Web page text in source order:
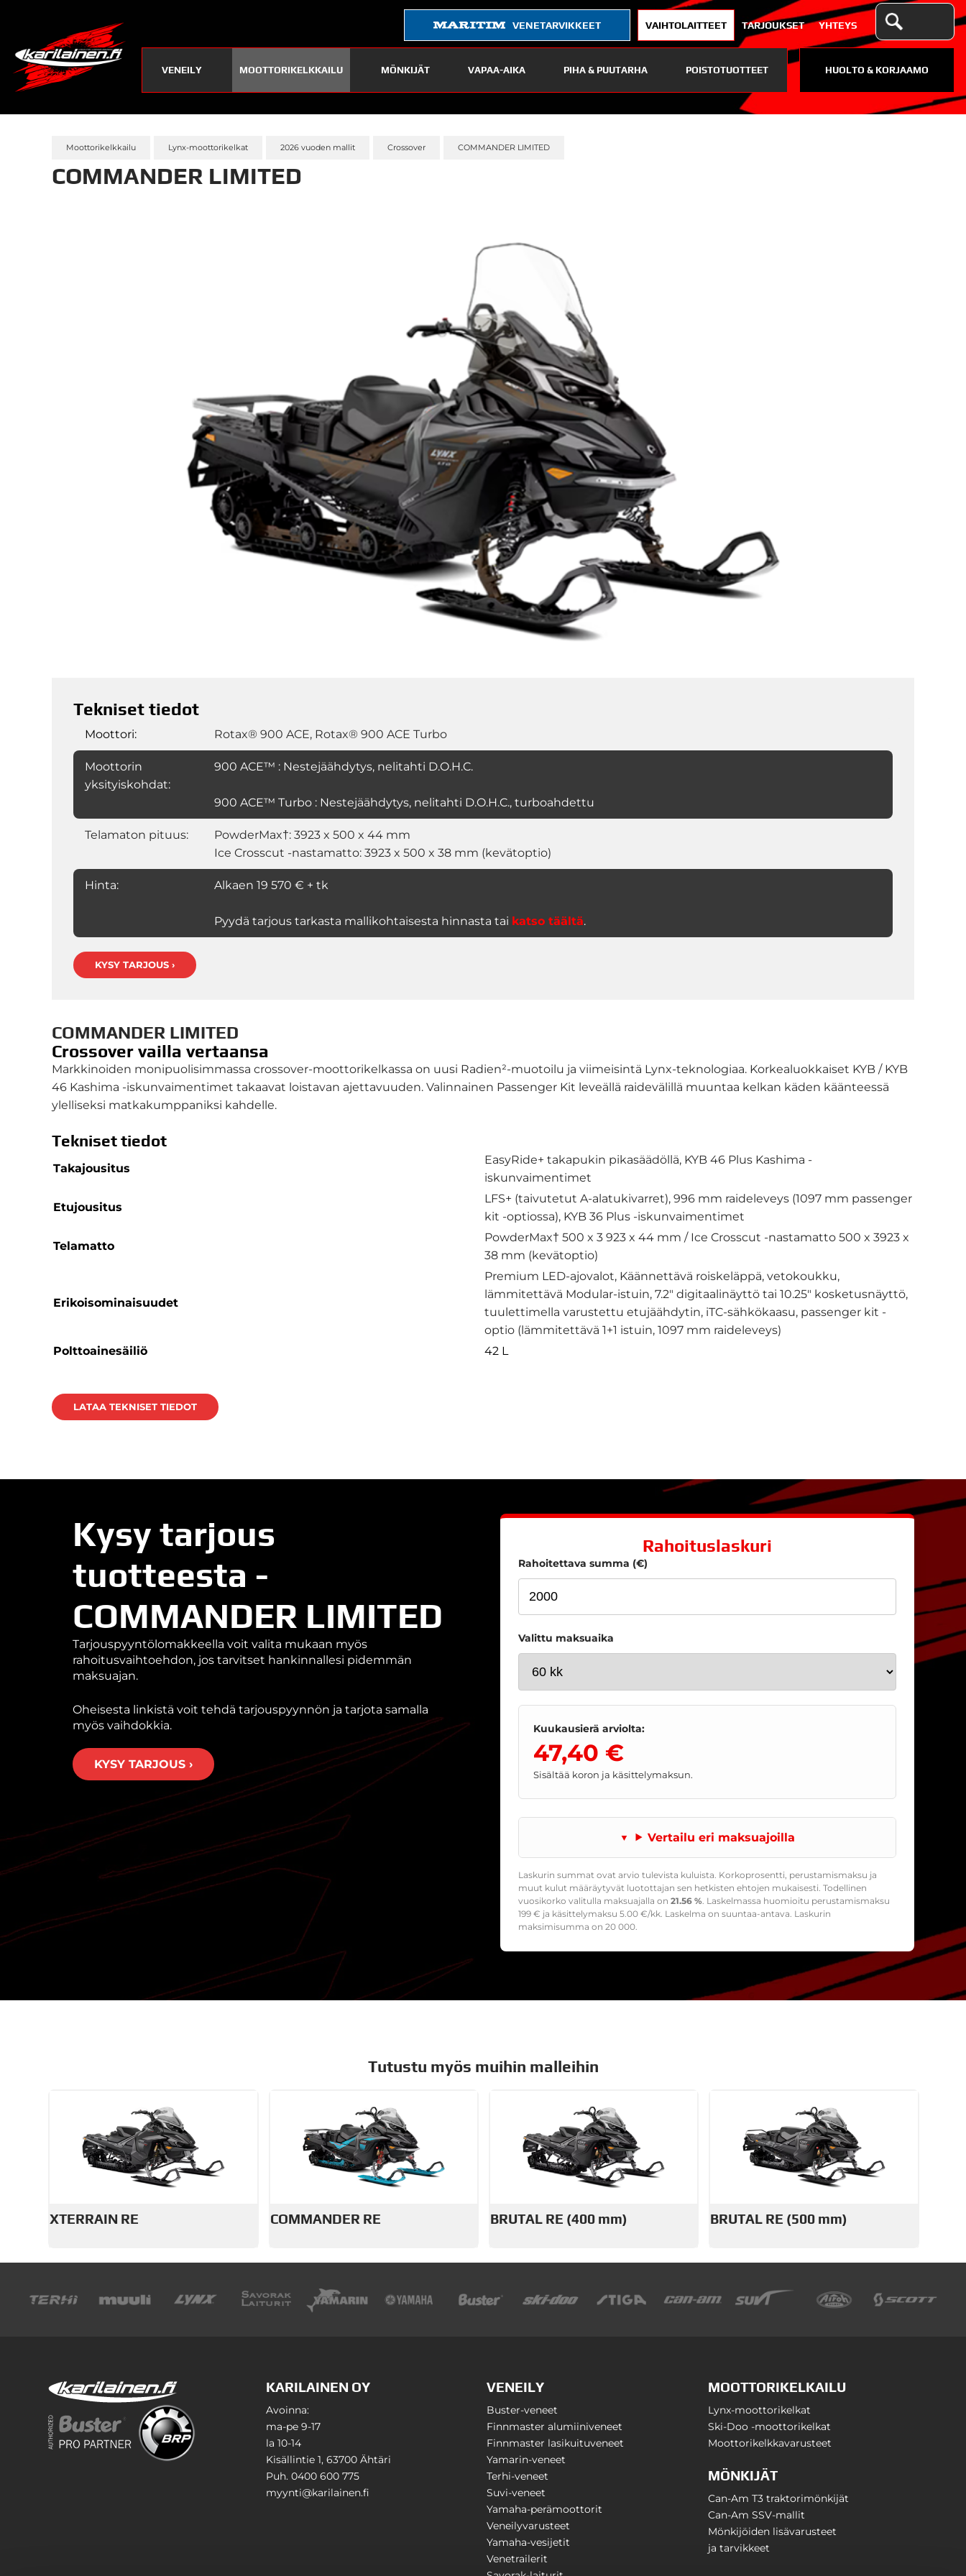
VENETARVIKKEET VAIHTOLAITTEET TARJOUKSET YHTEYS
VENEILY MOOTTORIKELKKAILU MÖNKIJÄT VAPAA-AIKA PIHA & PUUTARHA POISTOTUOTTEET HUOLTO & KORJAAMO
Moottorikelkkailu Lynx-moottorikelkat 2026 vuoden mallit Crossover COMMANDER LIMITED
COMMANDER LIMITED
Tekniset tiedot
Moottori: Rotax® 900 ACE, Rotax® 900 ACE Turbo
Moottorin
yksityiskohdat:
900 ACE™ : Nestejäähdytys, nelitahti D.O.H.C.
900 ACE™ Turbo : Nestejäähdytys, nelitahti D.O.H.C., turboahdettu
Telamaton pituus:
PowderMax†: 3923 x 500 x 44 mm
Ice Crosscut -nastamatto: 3923 x 500 x 38 mm (kevätoptio)
Hinta: Alkaen 19 570 € + tk
Pyydä tarjous tarkasta mallikohtaisesta hinnasta tai katso täältä.
KYSY TARJOUS ›
COMMANDER LIMITED
Crossover vailla vertaansa
Markkinoiden monipuolisimmassa crossover-moottorikelkassa on uusi Radien²-muotoilu ja viimeisintä Lynx-teknologiaa. Korkealuokkaiset KYB / KYB
46 Kashima -iskunvaimentimet takaavat loistavan ajettavuuden. Valinnainen Passenger Kit leveällä raidevälillä muuntaa kelkan käden käänteessä
ylelliseksi matkakumppaniksi kahdelle.
Tekniset tiedot
Takajousitus
EasyRide+ takapukin pikasäädöllä, KYB 46 Plus Kashima -
iskunvaimentimet
Etujousitus
LFS+ (taivutetut A-alatukivarret), 996 mm raideleveys (1097 mm passenger
kit -optiossa), KYB 36 Plus -iskunvaimentimet
Telamatto
PowderMax† 500 x 3 923 x 44 mm / Ice Crosscut -nastamatto 500 x 3923 x
38 mm (kevätoptio)
Erikoisominaisuudet
Premium LED-ajovalot, Käännettävä roiskeläppä, vetokoukku,
lämmitettävä Modular-istuin, 7.2" digitaalinäyttö tai 10.25" kosketusnäyttö,
tuulettimella varustettu etujäähdytin, iTC-sähkökaasu, passenger kit -
optio (lämmitettävä 1+1 istuin, 1097 mm raideleveys)
Polttoainesäiliö
42 L
LATAA TEKNISET TIEDOT
Kysy tarjous
tuotteesta -
COMMANDER LIMITED
Tarjouspyyntölomakkeella voit valita mukaan myös
rahoitusvaihtoehdon, jos tarvitset hankinnallesi pidemmän
maksuajan.
Oheisesta linkistä voit tehdä tarjouspyynnön ja tarjota samalla
myös vaihdokkia.
KYSY TARJOUS ›
Rahoituslaskuri
Rahoitettava summa (€)
Valittu maksuaika
Kuukausierä arviolta:
47,40 €
Sisältää koron ja käsittelymaksun.
Vertailu eri maksuajoilla
Laskurin summat ovat arvio tulevista kuluista. Korkoprosentti, perustamismaksu ja
muut kulut määräytyvät luotottajan sen hetkisten ehtojen mukaisesti. Todellinen
vuosikorko valitulla maksuajalla on 21.56 % . Laskelmassa huomioitu perustamismaksu
199 € ja käsittelymaksu 5.00 €/kk. Laskelma on suuntaa-antava. Laskurin
maksimisumma on 20 000.
Tutustu myös muihin malleihin
XTERRAIN RE COMMANDER RE BRUTAL RE (400 mm) BRUTAL RE (500 mm)
KARILAINEN OY
Avoinna:
ma-pe 9-17
la 10-14
Kisällintie 1, 63700 Ähtäri
Puh. 0400 600 775
myynti@karilainen.fi
VENEILY
Buster-veneet
Finnmaster alumiiniveneet
Finnmaster lasikuituveneet
Yamarin-veneet
Terhi-veneet
Suvi-veneet
Yamaha-perämoottorit
Veneilyvarusteet
Yamaha-vesijetit
Venetrailerit
MOOTTORIKELKAILU
Lynx-moottorikelkat
Ski-Doo -moottorikelkat
Moottorikelkkavarusteet
MÖNKIJÄT
Can-Am T3 traktorimönkijät
Can-Am SSV-mallit
Mönkijöiden lisävarusteet
ja tarvikkeet